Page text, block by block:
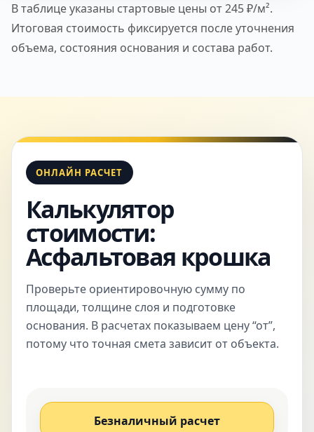
В таблице указаны стартовые цены от 245 ₽/м².
Итоговая стоимость фиксируется после уточнения
объема, состояния основания и состава работ.
ОНЛАЙН РАСЧЕТ
Калькулятор
стоимости:
Асфальтовая крошка
Проверьте ориентировочную сумму по
площади, толщине слоя и подготовке
основания. В расчетах показываем цену “от”,
потому что точная смета зависит от объекта.
Безналичный расчет